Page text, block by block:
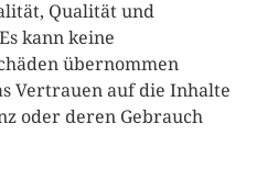
Qualität und
kann keine
übernommen
Vertrauen auf die Inhalte
oder deren Gebrauch